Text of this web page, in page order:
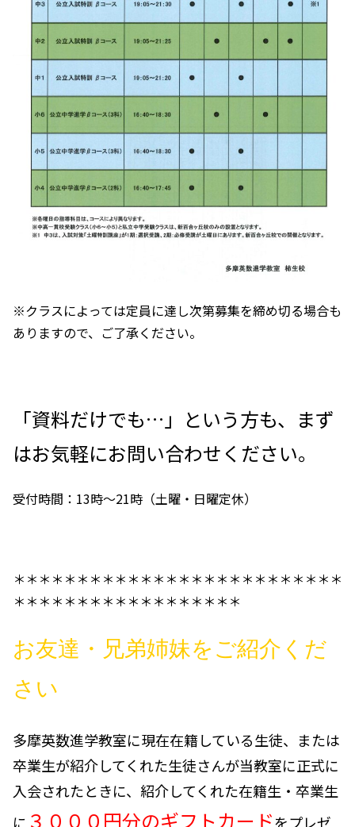
※クラスによっては定員に達し次第募集を締め切る場合も
ありますので、ご了承ください。
「資料だけでも…」という方も、まず
はお気軽にお問い合わせください。
受付時間：13時～21時（土曜・日曜定休）
＊＊＊＊＊＊＊＊＊＊＊＊＊＊＊＊＊＊＊＊＊＊＊＊＊＊
＊＊＊＊＊＊＊＊＊＊＊＊＊＊＊＊＊＊
お友達・兄弟姉妹をご紹介くだ
さい
多摩英数進学教室に現在在籍している生徒、または
卒業生が紹介してくれた生徒さんが当教室に正式に
入会されたときに、紹介してくれた在籍生・卒業生
に ３０００円分のギフトカードをプレゼ